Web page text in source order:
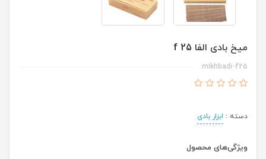
میخ بادی الفا f 25
mikhbadi-f25
دسته : ابزار بادی
ویژگی‌های محصول